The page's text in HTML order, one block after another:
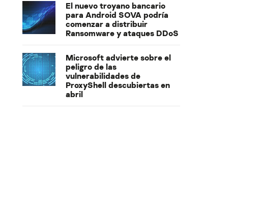
El nuevo troyano bancario
para Android SOVA podría
comenzar a distribuir
Ransomware y ataques DDoS
Microsoft advierte sobre el
peligro de las
vulnerabilidades de
ProxyShell descubiertas en
abril